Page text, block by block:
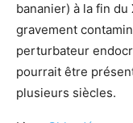
bananier) à la fin du
gravement
perturbateur
pourrait être
plusieurs siècles.